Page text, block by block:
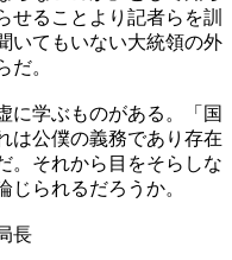
せることより記者らを訓
いてもいない大統領の外
だ。
に学ぶものがある。「国
は公僕の義務であり存在
。それから目をそらしな
じられるだろうか。
長